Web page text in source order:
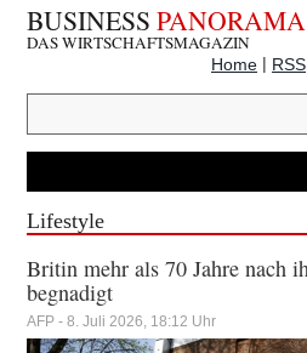
BUSINESS
DAS WIRTSCHAFTSMAGAZIN
Home | RSS
Lifestyle
Britin mehr als 70 Jahre nach
begnadigt
AFP - 8. Juli 2026, 18:12 Uhr